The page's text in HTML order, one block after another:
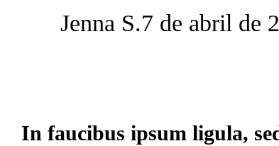
Jenna S.7 de abril de
In faucibus ipsum ligula,